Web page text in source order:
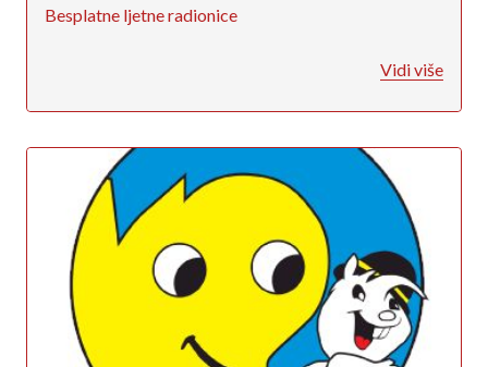
Besplatne ljetne radionice
Vidi više